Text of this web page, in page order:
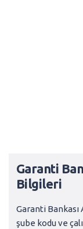
Garanti
Bilgileri
Garanti
şube kodu ve